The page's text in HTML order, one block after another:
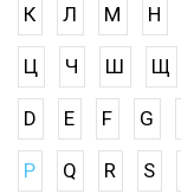
К Л М Н
Ц Ч Ш Щ
D E F G
P Q R S